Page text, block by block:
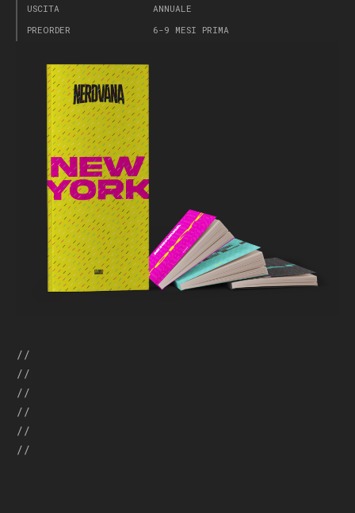
USCITA
ANNUALE
PREORDER
6-9 MESI PRIMA
//
//
//
//
//
//